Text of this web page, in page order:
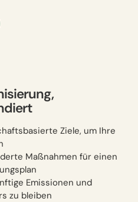
Ziele, um Ihre
Maßnahmen für einen
Emissionen und
zu bleiben